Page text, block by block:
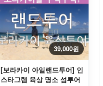
39,000원
[보라카이 아일랜드투어] 인
스타그램 육상 명소 섬투어